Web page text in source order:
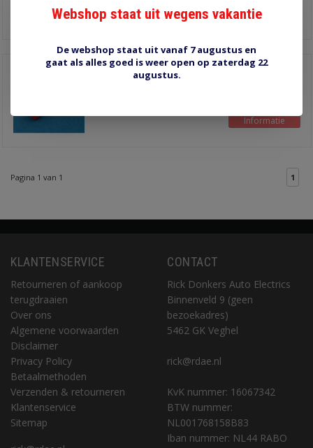
4,5 mm2, aftakdraad 0,75
- 2,0 mm2
Informatie
K905 snijverbinder
Informatie
Pagina 1 van 1 1
KLANTENSERVICE
Retourneren of aankoop
terugdraaien
Over ons
Algemene voorwaarden
Disclaimer
Privacy Policy
Betaalmethoden
Verzenden & retourneren
Klantenservice
Sitemap
CONTACT
Rick Donkers Auto Electrics
Binnenveld 9 (geen
bezoekadres)
5462 GK Veghel
rick@rdae.nl
KvK nummer: 16067342
BTW nummer:
NL001768158B83
Iban nummer: NL44 RABO
Webshop staat uit wegens vakantie
De webshop staat uit vanaf 7 augustus en
gaat als alles goed is weer open op zaterdag 22
augustus.